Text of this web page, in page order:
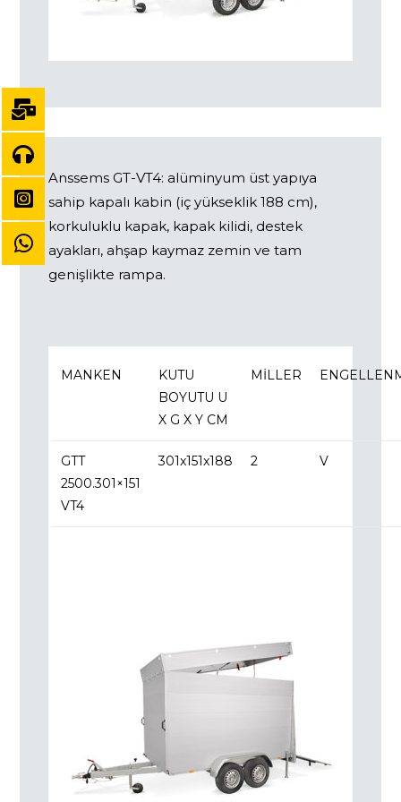
Anssems GT-VT4: alüminyum üst yapıya
sahip kapalı kabin (iç yükseklik 188 cm),
korkuluklu kapak, kapak kilidi, destek
ayakları, ahşap kaymaz zemin ve tam
genişlikte rampa.
MANKEN
KUTU
BOYUTU U
X G X Y CM
MILLER
GTT
2500.301×151
VT4
301x151x188 2 V